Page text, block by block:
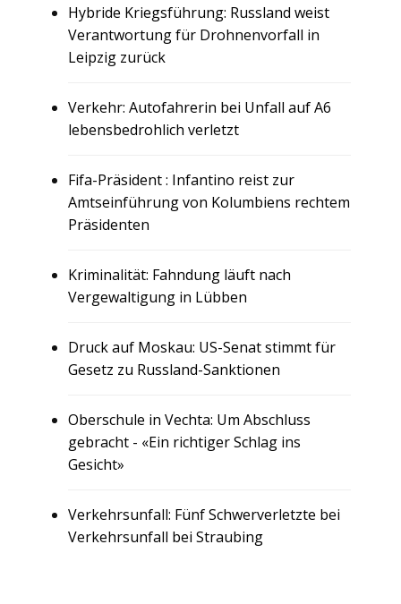
Hybride Kriegsführung: Russland weist
Verantwortung für Drohnenvorfall in
Leipzig zurück
Verkehr: Autofahrerin bei Unfall auf A6
lebensbedrohlich verletzt
Fifa-Präsident : Infantino reist zur
Amtseinführung von Kolumbiens rechtem
Präsidenten
Kriminalität: Fahndung läuft nach
Vergewaltigung in Lübben
Druck auf Moskau: US-Senat stimmt für
Gesetz zu Russland-Sanktionen
Oberschule in Vechta: Um Abschluss
gebracht - «Ein richtiger Schlag ins
Gesicht»
Verkehrsunfall: Fünf Schwerverletzte bei
Verkehrsunfall bei Straubing